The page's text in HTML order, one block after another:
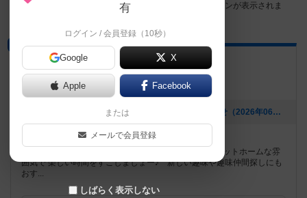
でログインすると、同じ都道府県内の店舗に絞り込むボタンが表示されま
プレイスペース
ボードリンクス
長野県上田市常田3-15-50 ローレン栄
[NEW] 【重要】ボードリンクスの営業についてお知らせ（2026年06月23日 13時10分）
遊べるボードゲーム
308個
長野県上田市で唯一ボードゲームが遊べるお店です♪アットホームな雰
囲気で 楽しい時間をすごしましょー♪ 新しい趣味や趣味仲間探しにも
おす...
有
ログイン / 会員登録（10秒）
Google X
Apple Facebook
または
メールで会員登録
しばらく表示しない